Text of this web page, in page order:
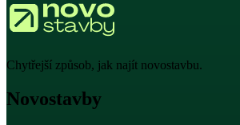
Chytřejší způsob, jak najít novostavbu.
Novostavby